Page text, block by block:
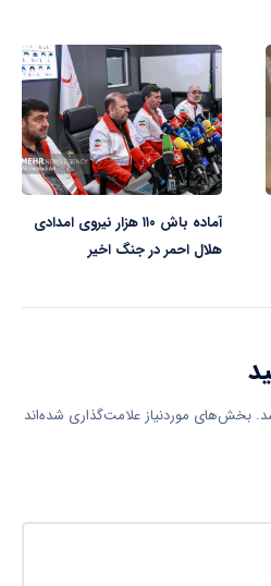
آماده باش ۱۱۰ هزار نیروی امدادی
هلال احمر در جنگ اخیر
بخش‌های موردنیاز علامت‌گذاری شده‌اند